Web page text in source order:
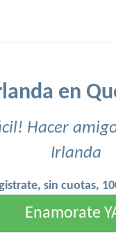
en
Hacer
Irlanda
sin cuotas,
Enamorate